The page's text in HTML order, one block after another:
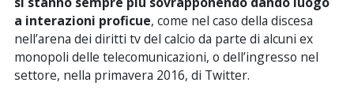
a interazioni proficue, come nel caso della discesa
nell’arena dei diritti tv del calcio da parte di alcuni ex
monopoli delle telecomunicazioni, o dell’ingresso nel
settore, nella primavera 2016, di Twitter.